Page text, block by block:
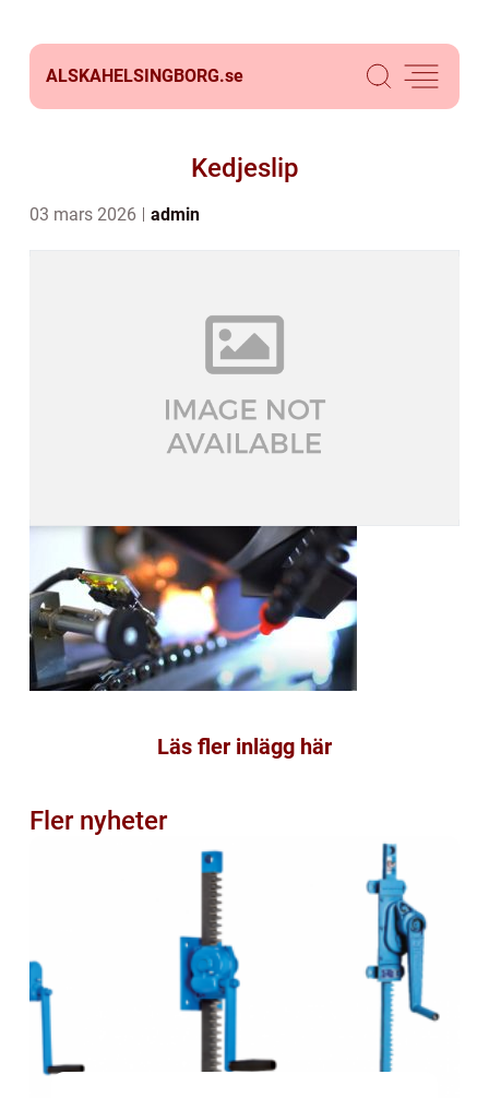
ALSKAHELSINGBORG.se
Kedjeslip
03 mars 2026 admin
Läs fler inlägg här
Fler nyheter